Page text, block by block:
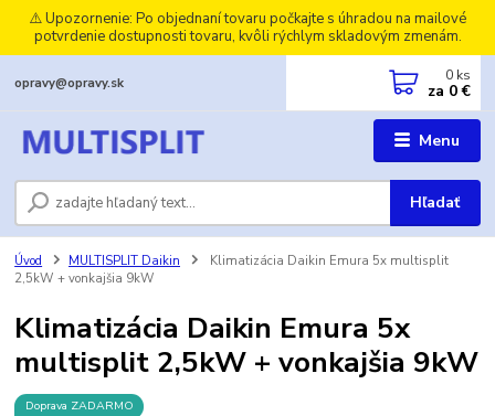
⚠️ Upozornenie: Po objednaní tovaru počkajte s úhradou na mailové
potvrdenie dostupnosti tovaru, kvôli rýchlym skladovým zmenám.
Menu
Hľadať
opravy@opravy.sk 0 ks
za 0 €
Úvod MULTISPLIT Daikin
Klimatizácia Daikin Emura 5x multisplit
2,5kW + vonkajšia 9kW
Klimatizácia Daikin Emura 5x
multisplit 2,5kW + vonkajšia 9kW
Doprava ZADARMO